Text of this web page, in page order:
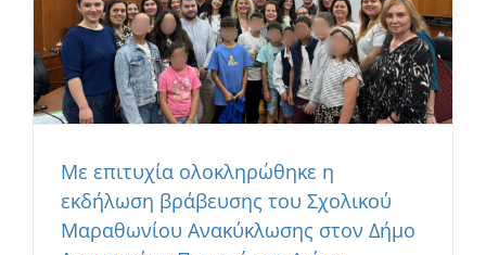
Με επιτυχία ολοκληρώθηκε η
εκδήλωση βράβευσης του Σχολικού
Μαραθωνίου Ανακύκλωσης στον Δήμο